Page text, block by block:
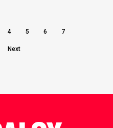
4 5 6 7
Next